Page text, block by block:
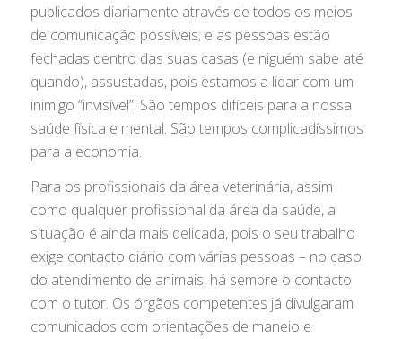
publicados diariamente através de todos os meios
de comunicação possíveis; e as pessoas estão
fechadas dentro das suas casas (e niguém sabe até
quando), assustadas, pois estamos a lidar com um
inimigo “invisível”. São tempos difíceis para a nossa
saúde física e mental. São tempos complicadíssimos
para a economia.
Para os profissionais da área veterinária, assim
como qualquer profissional da área da saúde, a
situação é ainda mais delicada, pois o seu trabalho
exige contacto diário com várias pessoas – no caso
do atendimento de animais, há sempre o contacto
com o tutor. Os órgãos competentes já divulgaram
comunicados com orientações de maneio e